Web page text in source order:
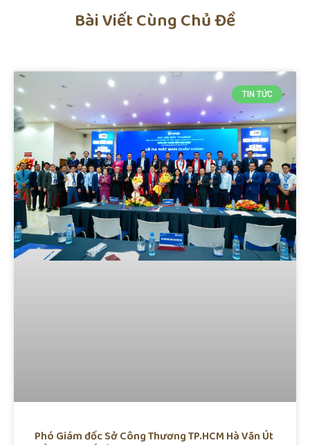
Bài Viết Cùng Chủ Đề
TIN TỨC
Phó Giám đốc Sở Công Thương TP.HCM Hà Văn Út